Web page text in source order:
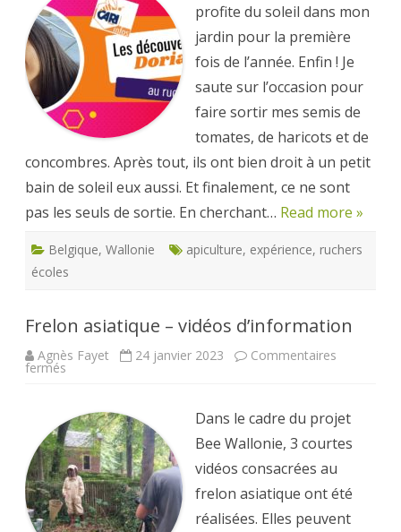
découvertes
de
Doriane
:
la
visite
de
printemps
profite du soleil dans mon
jardin pour la première
fois de l’année. Enfin ! Je
saute sur l’occasion pour
faire sortir mes semis de
tomates, de haricots et de
concombres. Après tout, ils ont bien droit à un petit
bain de soleil eux aussi. Et finalement, ce ne sont
pas les seuls de sortie. En cherchant… Read more »
Belgique, Wallonie apiculture, expérience, ruchers
écoles
Frelon asiatique – vidéos d’information
Agnès Fayet 24 janvier 2023 Commentaires
fermés
vidéos
d’information
Dans le cadre du projet
Bee Wallonie, 3 courtes
vidéos consacrées au
frelon asiatique ont été
réalisées. Elles peuvent